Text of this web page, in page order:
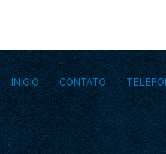
INICIO CONTATO